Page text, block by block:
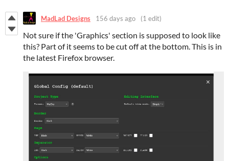
MadLad Designs 156 days ago (1 edit)
Not sure if the 'Graphics' section is supposed to look like
this? Part of it seems to be cut off at the bottom. This is in
the latest Firefox browser.